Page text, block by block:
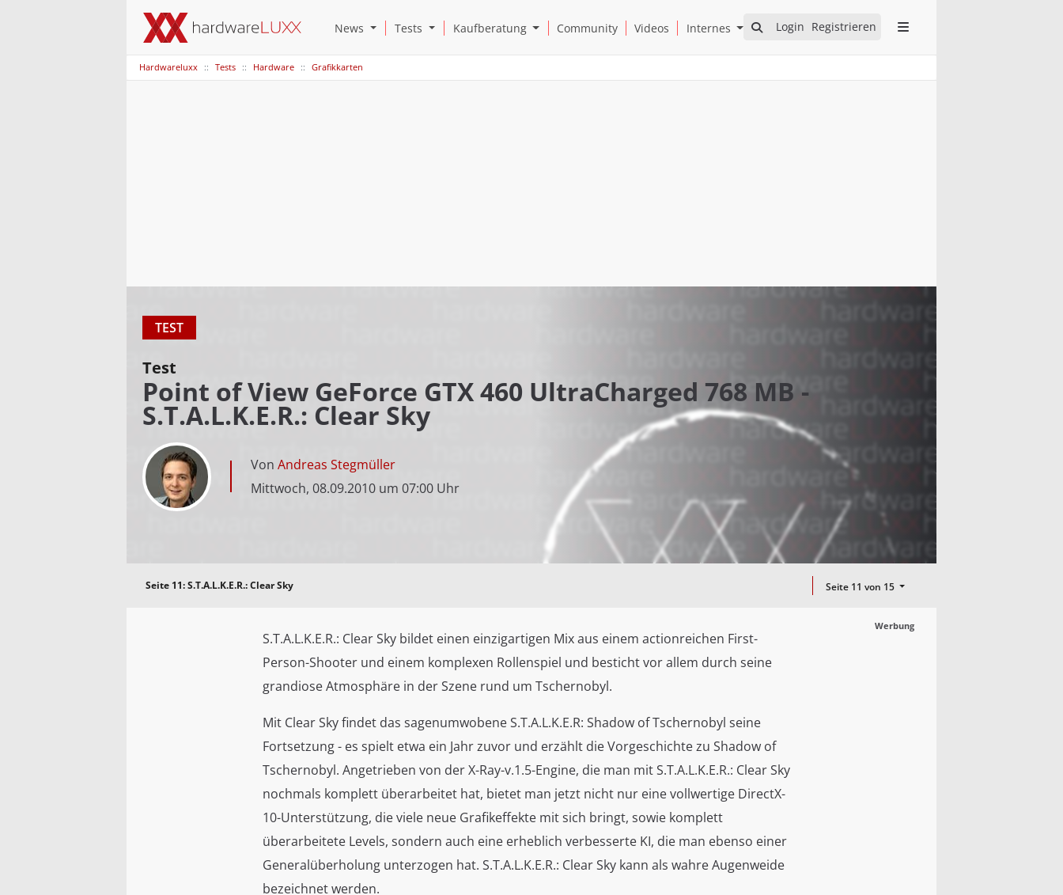
Login Registrieren
News Open News Submenu
Tests Open Tests Submenu
Kaufberatung Open Kaufberatung Submenu
Community Videos Internes Open Internes Submenu
Hardwareluxx Tests Hardware Grafikkarten
TEST
Test
Point of View GeForce GTX 460 UltraCharged 768 MB -
S.T.A.L.K.E.R.: Clear Sky
Von Andreas Stegmüller
Mittwoch, 08.09.2010 um 07:00 Uhr
Seite 11:S.T.A.L.K.E.R.: Clear Sky Seite 11 von 15
Werbung
S.T.A.L.K.E.R.: Clear Sky bildet einen einzigartigen Mix aus einem actionreichen First-
Person-Shooter und einem komplexen Rollenspiel und besticht vor allem durch seine
grandiose Atmosphäre in der Szene rund um Tschernobyl.
Mit Clear Sky findet das sagenumwobene S.T.A.L.K.E.R: Shadow of Tschernobyl seine
Fortsetzung - es spielt etwa ein Jahr zuvor und erzählt die Vorgeschichte zu Shadow of
Tschernobyl. Angetrieben von der X-Ray-v.1.5-Engine, die man mit S.T.A.L.K.E.R.: Clear Sky
nochmals komplett überarbeitet hat, bietet man jetzt nicht nur eine vollwertige DirectX-
10-Unterstützung, die viele neue Grafikeffekte mit sich bringt, sowie komplett
überarbeitete Levels, sondern auch eine erheblich verbesserte KI, die man ebenso einer
Generalüberholung unterzogen hat. S.T.A.L.K.E.R.: Clear Sky kann als wahre Augenweide
bezeichnet werden.